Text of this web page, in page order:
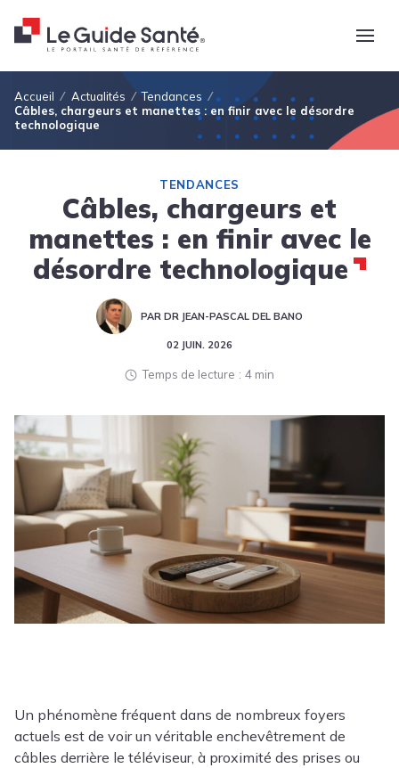
Fil d'Ariane
Accueil Actualités
Tendances
Câbles, chargeurs et manettes : en finir avec le désordre
technologique
TENDANCES
Câbles, chargeurs et
manettes : en finir avec le
désordre technologique
PAR DR JEAN-PASCAL DEL BANO
02 JUIN. 2026
Temps de lecture 4 min
Un phénomène fréquent dans de nombreux foyers
actuels est de voir un véritable enchevêtrement de
câbles derrière le téléviseur, à proximité des prises ou